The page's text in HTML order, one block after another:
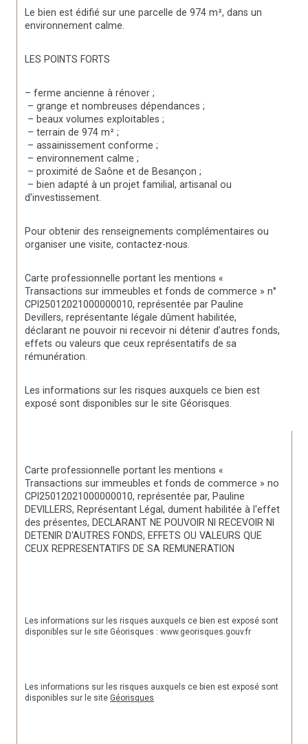
Le bien est édifié sur une parcelle de 974 m², dans un
environnement calme.
LES POINTS FORTS
– ferme ancienne à rénover ;
– grange et nombreuses dépendances ;
– beaux volumes exploitables ;
– terrain de 974 m² ;
– assainissement conforme ;
– environnement calme ;
– proximité de Saône et de Besançon ;
d’investissement.
Pour obtenir des renseignements complémentaires ou
organiser une visite, contactez-nous.
Carte professionnelle portant les mentions «
Transactions sur immeubles et fonds de commerce » n°
CPI25012021000000010, représentée par Pauline
Devillers, représentante légale dûment habilitée,
déclarant ne pouvoir ni recevoir ni détenir d’autres fonds,
effets ou valeurs que ceux représentatifs de sa
rémunération.
Les informations sur les risques auxquels ce bien est
exposé sont disponibles sur le site Géorisques.
Carte professionnelle portant les mentions «
Transactions sur immeubles et fonds de commerce » no
CPI25012021000000010, représentée par, Pauline
DEVILLERS, Représentant Légal, dument habilitée à l'effet
des présentes, DECLARANT NE POUVOIR NI RECEVOIR NI
DETENIR D'AUTRES FONDS, EFFETS OU VALEURS QUE
CEUX REPRESENTATIFS DE SA REMUNERATION
Les informations sur les risques auxquels ce bien est exposé sont
disponibles sur le site Géorisques : www.georisques.gouv.fr
Les informations sur les risques auxquels ce bien est exposé sont
disponibles sur le site Géorisques